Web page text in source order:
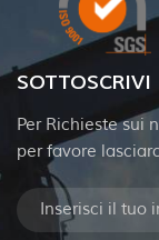
SOTTOSCRIVI
Per Richieste sui
per favore